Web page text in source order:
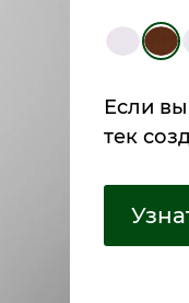
Если
тек